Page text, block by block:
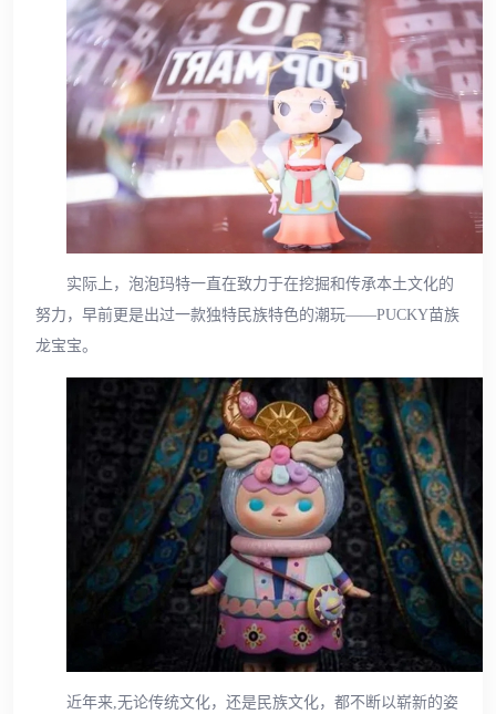
实际上，泡泡玛特一直在致力于在挖掘和传承本土文化的
努力，早前更是出过一款独特民族特色的潮玩——PUCKY苗族
龙宝宝。
近年来,无论传统文化，还是民族文化，都不断以崭新的姿